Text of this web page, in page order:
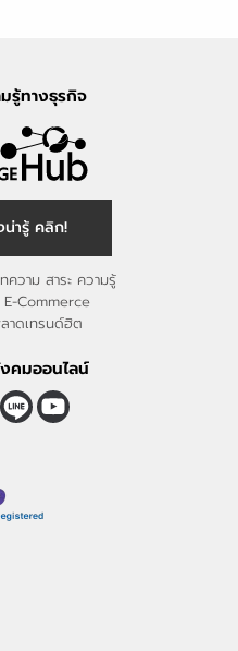
รู้ทางธุรกิจ
น่ารู้ คลิก!
ความ สาระ ความรู้
Commerce
าดเทรนด์ฮิต
คมออนไลน์